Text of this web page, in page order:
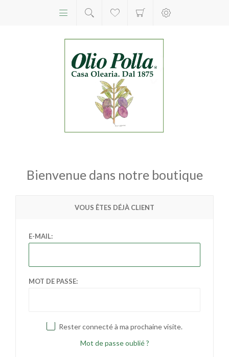
Bienvenue dans notre boutique
VOUS ÊTES DÉJÀ CLIENT
E-MAIL:
MOT DE PASSE:
Rester connecté à ma prochaine visite.
Mot de passe oublié ?